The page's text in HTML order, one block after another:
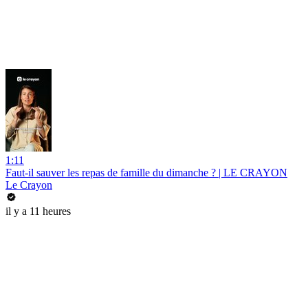
1:11
Faut-il sauver les repas de famille du dimanche ? | LE CRAYON
Le Crayon
il y a 11 heures